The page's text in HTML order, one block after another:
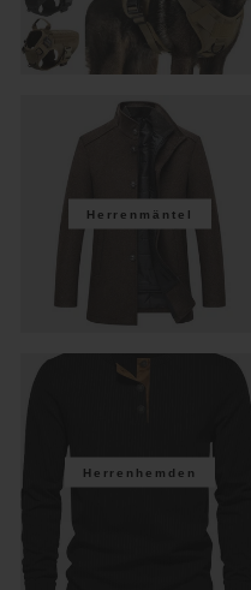
Herrenmäntel
Herrenhemden